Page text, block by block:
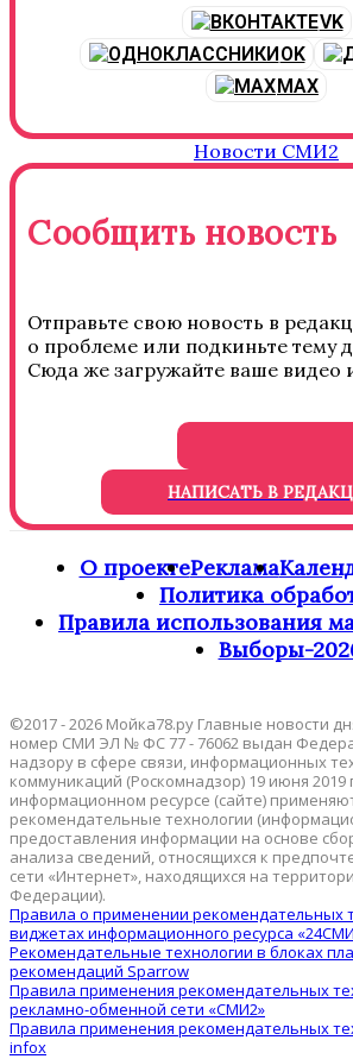
VK
OK
MAX
Новости СМИ2
Сообщить новость
Отправьте свою новость в
о проблеме или подкиньте тему
Сюда же загружайте ваше видео
НАПИСАТЬ В
О проектеРеклама
Политика
Правила использования
Выборы-
©2017 - 2026 Мойка78.ру Главные новости
номер СМИ ЭЛ № ФС 77 - 76062 выдан
надзору в сфере связи, информационных
коммуникаций (Роскомнадзор) 19 июня 2019
информационном ресурсе (сайте)
рекомендательные технологии
предоставления информации на основе
анализа сведений, относящихся к
сети «Интернет», находящихся на
Федерации).
Правила о применении рекомендательных
виджетах информационного ресурса
Рекомендательные технологии в блоках
рекомендаций Sparrow
Правила применения рекомендательных
рекламно-обменной сети «СМИ2»
Правила применения рекомендательных
infox